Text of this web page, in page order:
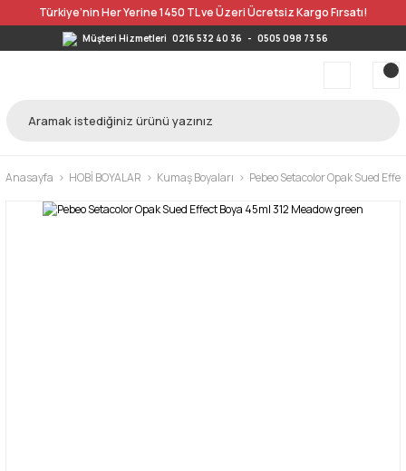
Türkiye’nin Her Yerine 1450 TL ve Üzeri Ücretsiz Kargo Fırsatı!
Müşteri Hizmetleri 0216 532 40 36 - 0505 098 73 56
Anasayfa HOBİ BOYALAR Kumaş Boyaları Pebeo Setacolor Opak Sued